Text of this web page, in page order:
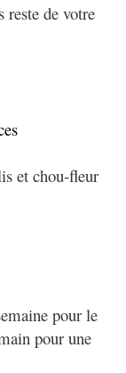
reste de votre
et chou-fleur
pour le
pour une